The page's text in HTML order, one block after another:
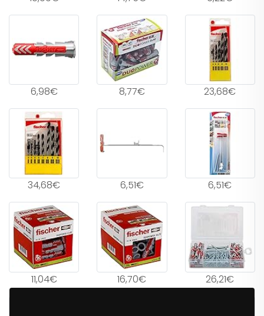
6,98€ 8,77€ 23,68€
34,68€ 6,51€ 6,51€
11,04€ 16,70€ 26,21€